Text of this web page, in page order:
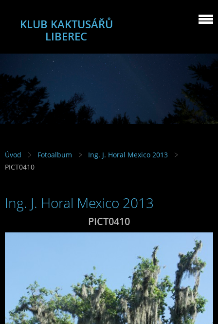
KLUB KAKTUSÁŘŮ
LIBEREC
Úvod Fotoalbum
Ing. J. Horal Mexico 2013
PICT0410
Ing. J. Horal Mexico 2013
PICT0410